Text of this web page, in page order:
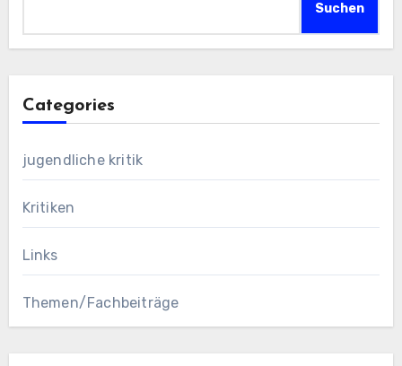
Suchen
Categories
jugendliche kritik
Kritiken
Links
Themen/Fachbeiträge